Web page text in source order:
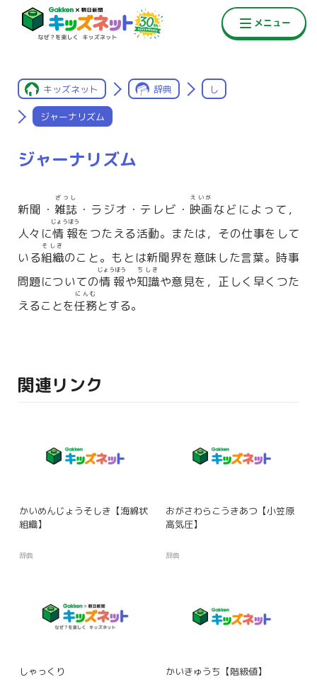
キッズネット 辞典 し
ジャーナリズム
ジャーナリズム
新聞・ 雑誌
ざっし
・ラジオ・テレビ・ 映画
えいが
などによって，
人々に情報
じょうほう
をつたえる活動。または，その仕事をして
いる組織
そしき
のこと。もとは新聞界を意味した言葉。時事
問題についての情報
じょうほう
や知識
ちしき
や意見を，正しく早くつた
えることを任務
にんむ
とする。
関連リンク
かいめんじょうそしき【海綿状
組織】
辞典
おがさわらこうきあつ【小笠原
高気圧】
辞典
しゃっくり かいきゅうち【階級値】